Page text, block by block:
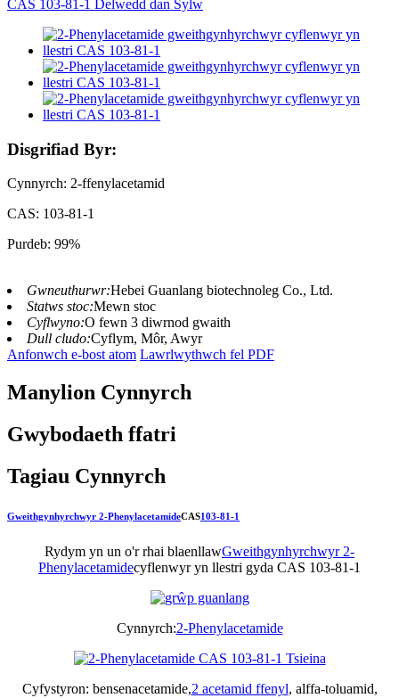
Disgrifiad Byr:
Cynnyrch: 2-ffenylacetamid
CAS: 103-81-1
Purdeb: 99%
Gwneuthurwr:Hebei Guanlang biotechnoleg Co., Ltd.
Statws stoc:Mewn stoc
Cyflwyno:O fewn 3 diwrnod gwaith
Dull cludo:Cyflym, Môr, Awyr
Anfonwch e-bost atom Lawrlwythwch fel PDF
Manylion Cynnyrch
Gwybodaeth ffatri
Tagiau Cynnyrch
Gweithgynhyrchwyr 2-PhenylacetamideCAS103-81-1
Rydym yn un o'r rhai blaenllawGweithgynhyrchwyr 2-
Phenylacetamidecyflenwyr yn llestri gyda CAS 103-81-1
Cynnyrch:2-Phenylacetamide
Cyfystyron: bensenacetamide,2 acetamid ffenyl, alffa-toluamid,